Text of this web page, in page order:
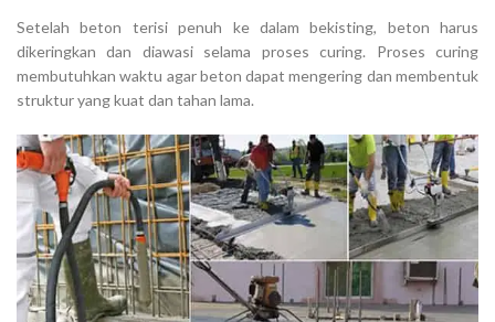
Setelah beton terisi penuh ke dalam bekisting, beton harus
dikeringkan dan diawasi selama proses curing. Proses curing
membutuhkan waktu agar beton dapat mengering dan membentuk
struktur yang kuat dan tahan lama.